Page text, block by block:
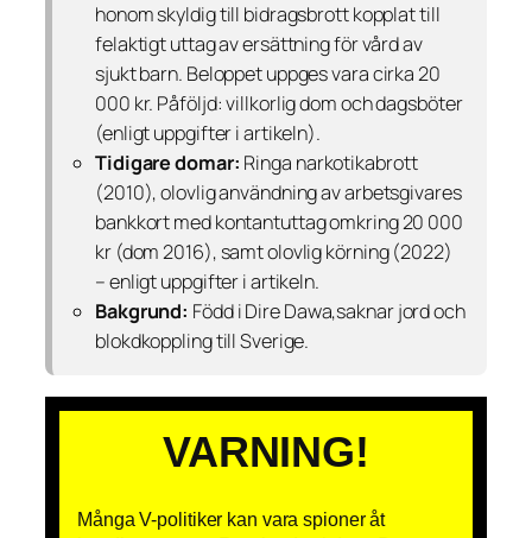
honom skyldig till bidragsbrott kopplat till
felaktigt uttag av ersättning för vård av
sjukt barn. Beloppet uppges vara cirka 20
000 kr. Påföljd: villkorlig dom och dagsböter
(enligt uppgifter i artikeln).
Tidigare domar: Ringa narkotikabrott
(2010), olovlig användning av arbetsgivares
bankkort med kontantuttag omkring 20 000
kr (dom 2016), samt olovlig körning (2022)
– enligt uppgifter i artikeln.
Bakgrund: Född i Dire Dawa,saknar jord och
blokdkoppling till Sverige.
VARNING!
Många V-politiker kan vara spioner åt